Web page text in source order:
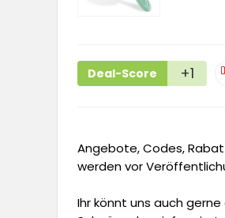
Deal-Score +1
Angebote, Codes,
werden vor
Ihr könnt uns auch gerne